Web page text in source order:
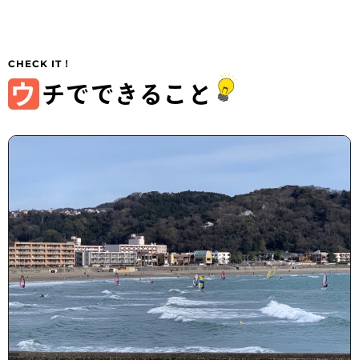
ウ チでできること